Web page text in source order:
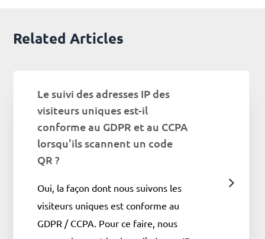
Related Articles
Le suivi des adresses IP des
visiteurs uniques est-il
conforme au GDPR et au CCPA
lorsqu'ils scannent un code
QR ?
Oui, la façon dont nous suivons les
visiteurs uniques est conforme au
GDPR / CCPA. Pour ce faire, nous